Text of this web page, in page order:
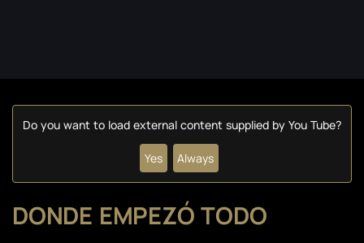
Do you want to load external content supplied by You Tube?
Yes Always
DONDE EMPEZÓ TODO